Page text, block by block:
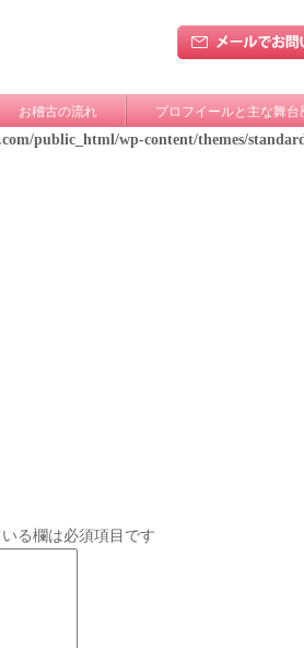
お稽古の流れ プロフイールと主な舞台
public_html/wp-content/themes/
る欄は必須項目です